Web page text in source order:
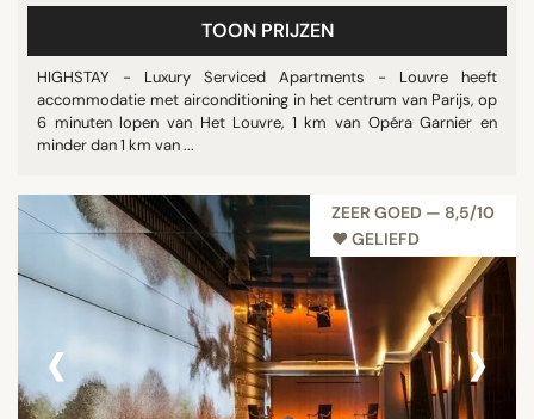
TOON PRIJZEN
HIGHSTAY - Luxury Serviced Apartments - Louvre heeft
accommodatie met airconditioning in het centrum van Parijs, op
6 minuten lopen van Het Louvre, 1 km van Opéra Garnier en
minder dan 1 km van ...
ZEER GOED — 8,5/10
♥︎ GELIEFD
‹ ›